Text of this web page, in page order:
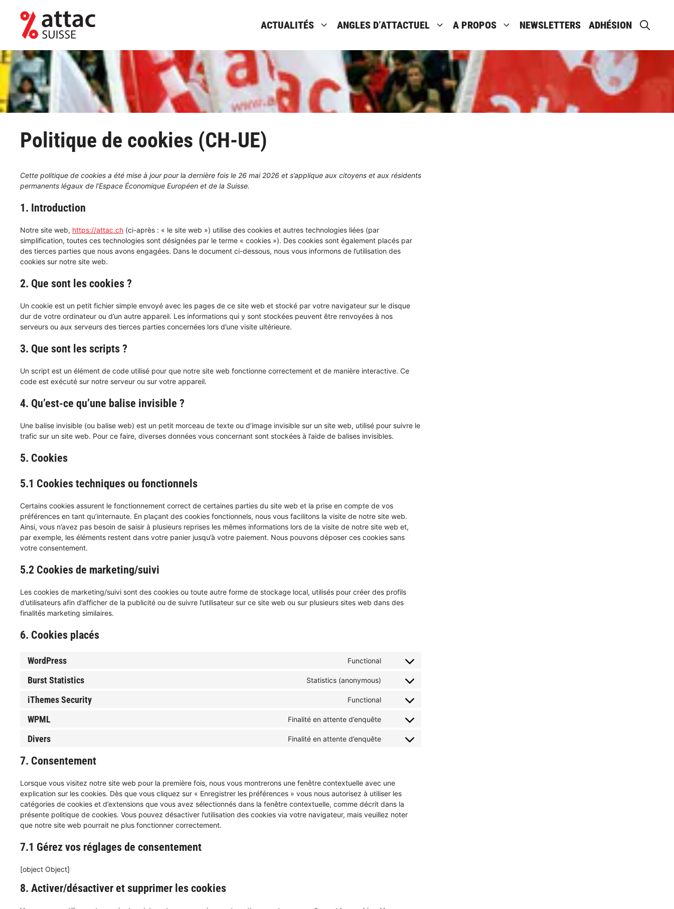
contenu
ACTUALITÉS ANGLES D’ATTACTUEL A PROPOS NEWSLETTERS ADHÉSION
Politique de cookies (CH-UE)
Cette politique de cookies a été mise à jour pour la dernière fois le 26 mai 2026 et s’applique aux citoyens et aux résidents
permanents légaux de l’Espace Économique Européen et de la Suisse.
1. Introduction
Notre site web, https://attac.ch (ci-après : « le site web ») utilise des cookies et autres technologies liées (par
simplification, toutes ces technologies sont désignées par le terme « cookies »). Des cookies sont également placés par
des tierces parties que nous avons engagées. Dans le document ci-dessous, nous vous informons de l’utilisation des
cookies sur notre site web.
2. Que sont les cookies ?
Un cookie est un petit fichier simple envoyé avec les pages de ce site web et stocké par votre navigateur sur le disque
dur de votre ordinateur ou d’un autre appareil. Les informations qui y sont stockées peuvent être renvoyées à nos
serveurs ou aux serveurs des tierces parties concernées lors d’une visite ultérieure.
3. Que sont les scripts ?
Un script est un élément de code utilisé pour que notre site web fonctionne correctement et de manière interactive. Ce
code est exécuté sur notre serveur ou sur votre appareil.
4. Qu’est-ce qu’une balise invisible ?
Une balise invisible (ou balise web) est un petit morceau de texte ou d’image invisible sur un site web, utilisé pour suivre le
trafic sur un site web. Pour ce faire, diverses données vous concernant sont stockées à l’aide de balises invisibles.
5. Cookies
5.1 Cookies techniques ou fonctionnels
Certains cookies assurent le fonctionnement correct de certaines parties du site web et la prise en compte de vos
préférences en tant qu’internaute. En plaçant des cookies fonctionnels, nous vous facilitons la visite de notre site web.
Ainsi, vous n’avez pas besoin de saisir à plusieurs reprises les mêmes informations lors de la visite de notre site web et,
par exemple, les éléments restent dans votre panier jusqu’à votre paiement. Nous pouvons déposer ces cookies sans
votre consentement.
5.2 Cookies de marketing/suivi
Les cookies de marketing/suivi sont des cookies ou toute autre forme de stockage local, utilisés pour créer des profils
d’utilisateurs afin d’afficher de la publicité ou de suivre l’utilisateur sur ce site web ou sur plusieurs sites web dans des
finalités marketing similaires.
6. Cookies placés
WordPress Functional
Consent
service
wordpress
Burst Statistics Statistics (anonymous)
Consent
service
burst-
iThemes Security Functional
Consent
service
ithemes-
WPML Finalité en attente d’enquête
Consent
service
Divers Finalité en attente d’enquête
Consent
7. Consentement
Lorsque vous visitez notre site web pour la première fois, nous vous montrerons une fenêtre contextuelle avec une
explication sur les cookies. Dès que vous cliquez sur « Enregistrer les préférences » vous nous autorisez à utiliser les
catégories de cookies et d’extensions que vous avez sélectionnés dans la fenêtre contextuelle, comme décrit dans la
présente politique de cookies. Vous pouvez désactiver l’utilisation des cookies via votre navigateur, mais veuillez noter
que notre site web pourrait ne plus fonctionner correctement.
7.1 Gérez vos réglages de consentement
[object Object]
8. Activer/désactiver et supprimer les cookies